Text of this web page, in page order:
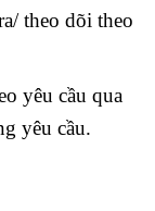
theo dõi theo
yêu cầu qua
yêu cầu.